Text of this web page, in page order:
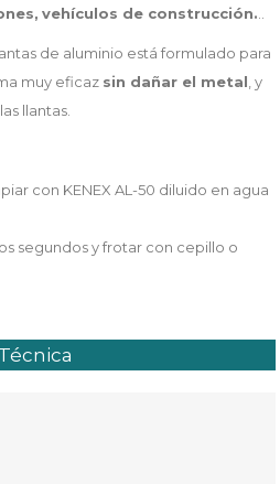
vehículos de construcción.
de aluminio está formulado para
muy eficaz sin dañar el metal , y
llantas.
con KENEX AL-50 diluido en agua
segundos y frotar con cepillo o